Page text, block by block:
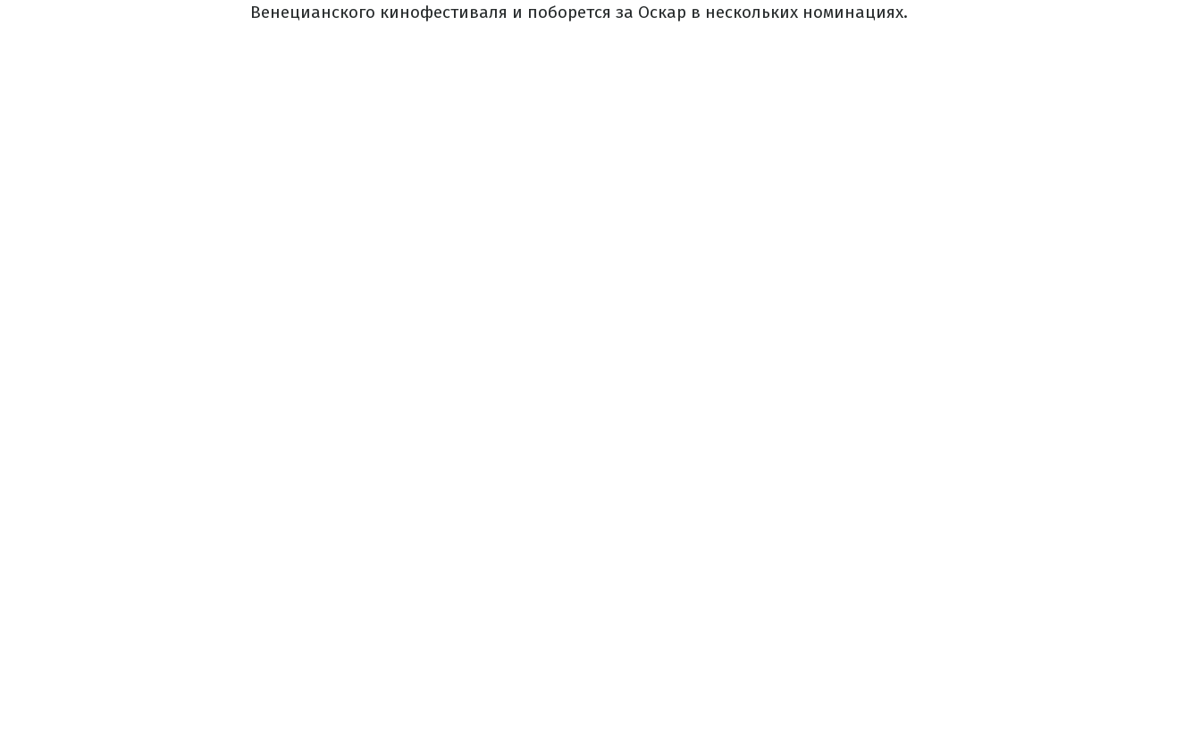
Венецианского кинофестиваля и поборется за Оскар в нескольких номинациях.